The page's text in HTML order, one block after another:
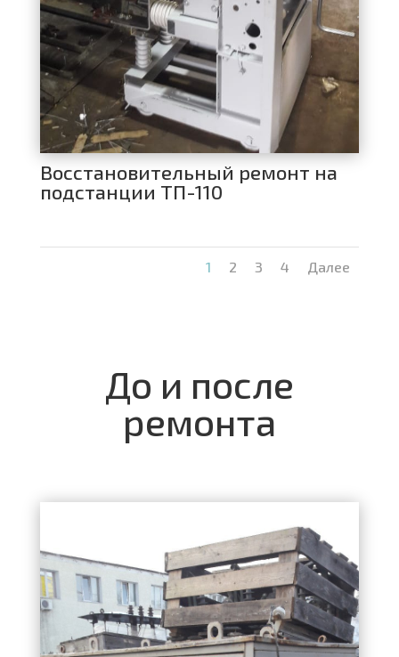
Восстановительный ремонт на
подстанции ТП-110
1 2 3 4 Далее
До и после
ремонта